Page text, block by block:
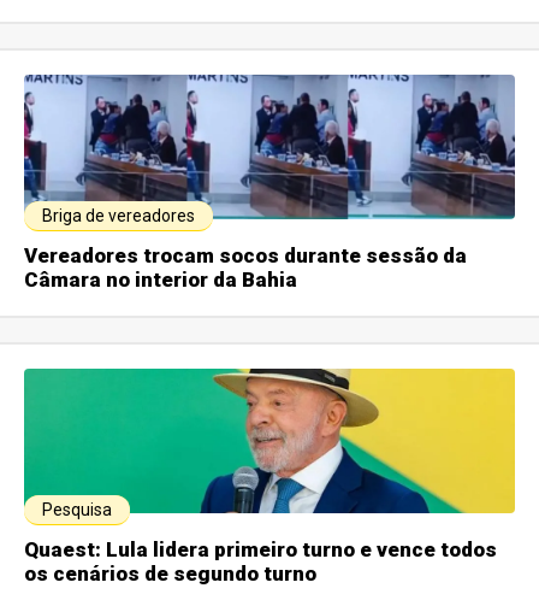
Briga de vereadores
Vereadores trocam socos durante sessão da
Câmara no interior da Bahia
Pesquisa
Quaest: Lula lidera primeiro turno e vence todos
os cenários de segundo turno